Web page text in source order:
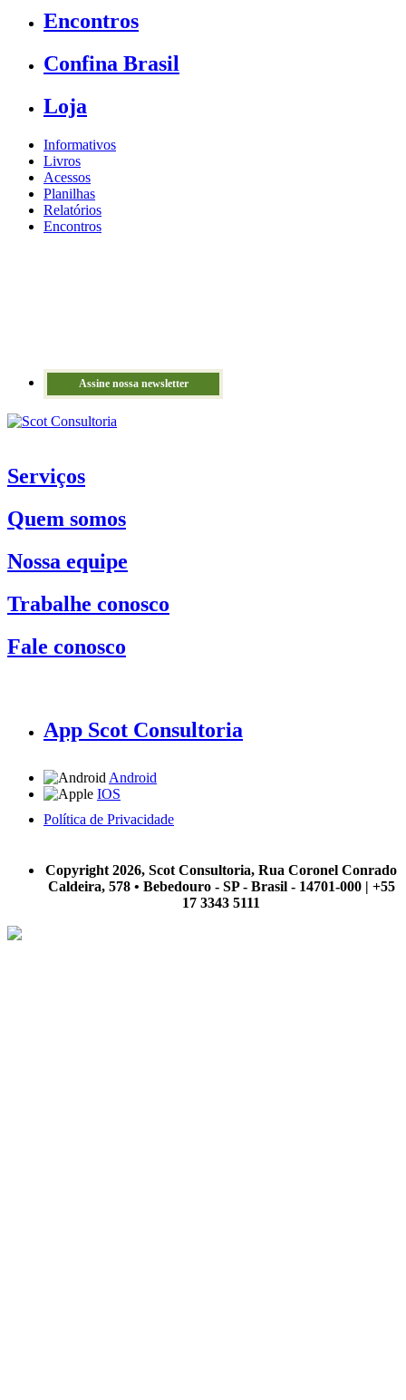
Encontros
Confina Brasil
Loja
Informativos
Livros
Acessos
Planilhas
Relatórios
Encontros
Assine nossa newsletter
Serviços
Quem somos
Nossa equipe
Trabalhe conosco
Fale conosco
App Scot Consultoria
Android
IOS
Política de Privacidade
Copyright 2026, Scot Consultoria, Rua Coronel Conrado
Caldeira, 578 • Bebedouro - SP - Brasil - 14701-000 | +55
17 3343 5111